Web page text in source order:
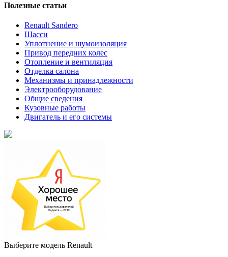
Полезные статьи
Renault Sandero
Шасси
Уплотнение и шумоизоляция
Привод передних колес
Отопление и вентиляция
Отделка салона
Механизмы и принадлежности
Электрооборудование
Общие сведения
Кузовные работы
Двигатель и его системы
Выберите модель Renault